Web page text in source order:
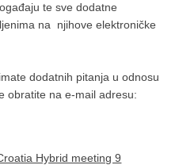
te sve dodatne
na njihove elektroničke
dodatnih pitanja u odnosu
obratite na e-mail adresu:
Hybrid meeting 9